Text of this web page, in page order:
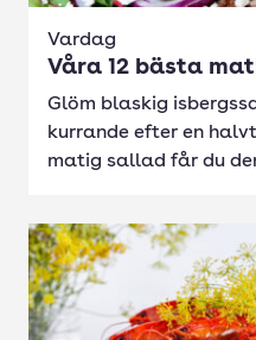
Vardag
Våra 12 bästa
Glöm blaskig
kurrande efter en
matig sallad får du